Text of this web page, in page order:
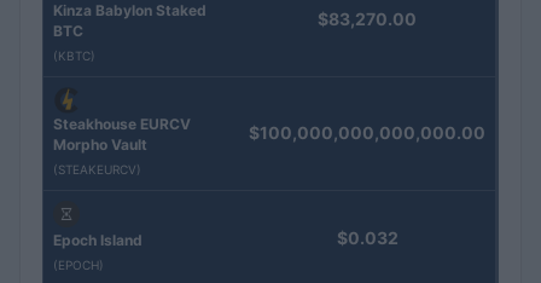
Kinza Babylon Staked
BTC
(KBTC)
$83,270.00
Steakhouse EURCV
Morpho Vault
(STEAKEURCV)
$100,000,000,000,000.00
Epoch Island
(EPOCH)
$0.032